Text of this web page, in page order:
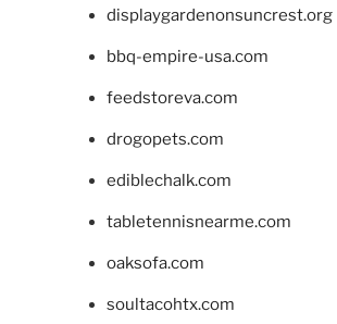
displaygardenonsuncrest.org
bbq-empire-usa.com
feedstoreva.com
drogopets.com
ediblechalk.com
tabletennisnearme.com
oaksofa.com
soultacohtx.com